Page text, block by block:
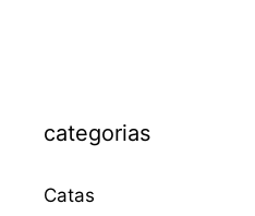
categorias
Catas